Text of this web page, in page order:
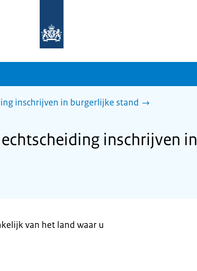
homepage
sdg.rijksoverheid.nl
inschrijven in burgerlijke stand
inschrijven in
van het land waar u